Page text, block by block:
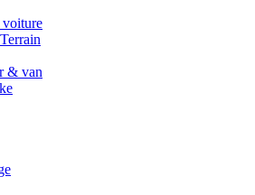
voiture
& van